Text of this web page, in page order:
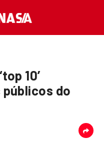
10’
do